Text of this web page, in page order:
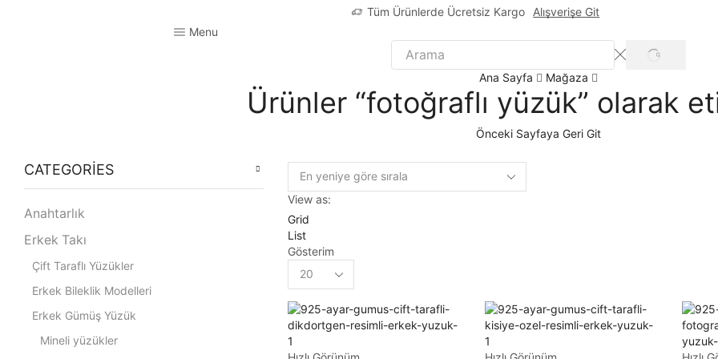
Tüm Ürünlerde Ücretsiz Kargo Alışverişe Git
Menu
Ana Sayfa Mağaza
Ürünler “fotoğraflı yüzük” olarak
Önceki Sayfaya Geri Git
View as:
Grid
List
Gösterim
CATEGORIES
Anahtarlık
Erkek Takı
Çift Taraflı Yüzükler
Erkek Bileklik Modelleri
Erkek Gümüş Yüzük
Mineli yüzükler